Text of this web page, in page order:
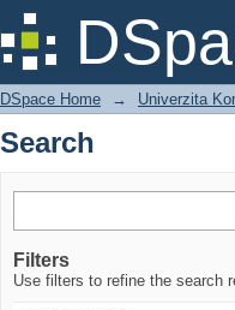
Search
DSpace Home → Univerzita
Search
Filters
Use filters to refine the search